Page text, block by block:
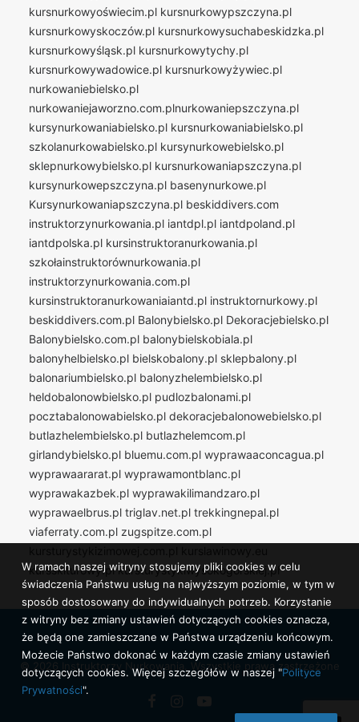
kursnurkowyoświecim.pl kursnurkowypszczyna.pl
kursnurkowyskoczów.pl kursnurkowysuchabeskidzka.pl
kursnurkowyśląsk.pl kursnurkowytychy.pl
kursnurkowywadowice.pl kursnurkowyżywiec.pl
nurkowaniebielsko.pl
nurkowaniejaworzno.com.plnurkowaniepszczyna.pl
kursynurkowaniabielsko.pl kursnurkowaniabielsko.pl
szkolanurkowabielsko.pl kursynurkowebielsko.pl
sklepnurkowybielsko.pl kursnurkowaniapszczyna.pl
kursynurkowepszczyna.pl basenynurkowe.pl
Kursynurkowaniapszczyna.pl beskiddivers.com
instruktorzynurkowania.pl iantdpl.pl iantdpoland.pl
iantdpolska.pl kursinstruktoranurkowania.pl
szkołainstruktorównurkowania.pl
instruktorzynurkowania.com.pl
kursinstruktoranurkowaniaiantd.pl instruktornurkowy.pl
beskiddivers.com.pl Balonybielsko.pl Dekoracjebielsko.pl
Balonybielsko.com.pl balonybielskobiala.pl
balonyhelbielsko.pl bielskobalony.pl sklepbalony.pl
balonariumbielsko.pl balonyzhelembielsko.pl
heldobalonowbielsko.pl pudlozbalonami.pl
pocztabalonowabielsko.pl dekoracjebalonowebielsko.pl
butlazhelembielsko.pl butlazhelemcom.pl
girlandybielsko.pl bluemu.com.pl wyprawaaconcagua.pl
wyprawaararat.pl wyprawamontblanc.pl
wyprawakazbek.pl wyprawakilimandzaro.pl
wyprawaelbrus.pl triglav.net.pl trekkingnepal.pl
viaferraty.com.pl zugspitze.com.pl
kursskiturowy.pl kursturystykiwysokogorskiej.pl
© 2026 Instruktorzy Nurkowania. Wszystkie prawa zastrzeżone
W ramach naszej witryny stosujemy pliki cookies w celu
świadczenia Państwu usług na najwyższym poziomie, w tym w
sposób dostosowany do indywidualnych potrzeb. Korzystanie
z witryny bez zmiany ustawień dotyczących cookies oznacza,
że będą one zamieszczane w Państwa urządzeniu końcowym.
Możecie Państwo dokonać w każdym czasie zmiany ustawień
dotyczących cookies. Więcej szczegółów w naszej "Polityce
Prywatności".